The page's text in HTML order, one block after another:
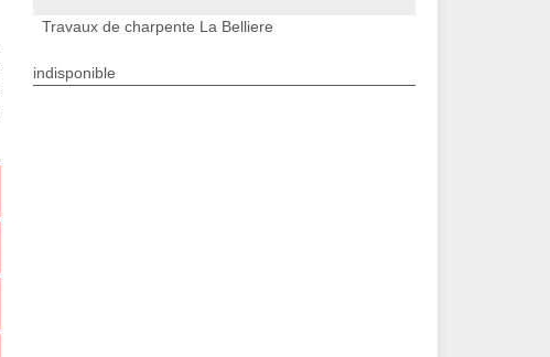
Travaux de charpente La Belliere
indisponible